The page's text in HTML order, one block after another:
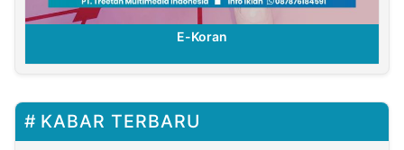
E-Koran
KABAR TERBARU